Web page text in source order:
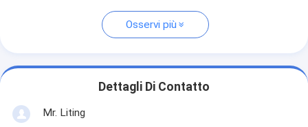
Osservi più
Dettagli Di Contatto
Mr. Liting